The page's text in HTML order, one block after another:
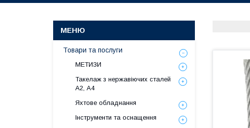
Товари та послуги
МЕТИЗИ
Такелаж з нержавіючих сталей
А2, А4
Яхтове обладнання
Інструменти та оснащення